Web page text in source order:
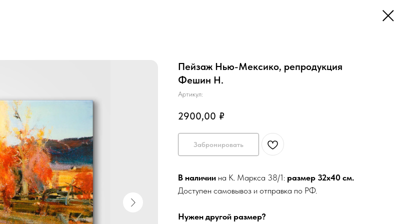
Пейзаж Нью-Мексико, репродукция
Фешин Н.
Артикул:
2900,00 ₽
Забронировать
В наличии на К. Маркса 38/1: размер 32х40 см.
Доступен самовывоз и отправка по РФ.
Нужен другой размер?